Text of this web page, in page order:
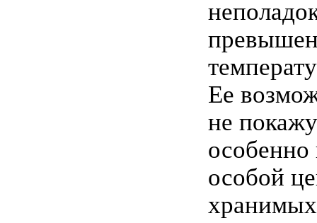
Ее
не
особенно
особой